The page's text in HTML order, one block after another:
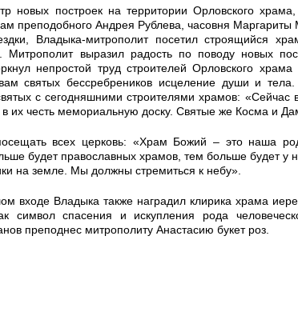
новых построек на территории Орловского
преподобного Андрея Рублева, часовня
Владыка-митрополит посетил строящийся
выразил радость по поводу новых
непростой труд строителей Орловского
святых бессребреников исцеление души и
с сегодняшними строителями храмов:
в их честь мемориальную доску. Святые же Косма и
всех церковь: «Храм Божий – это наша
будет православных храмов, тем больше будет у
на земле. Мы должны стремиться к небу».
входе Владыка также наградил клирика храма
символ спасения и искупления рода
преподнес митрополиту Анастасию букет роз.